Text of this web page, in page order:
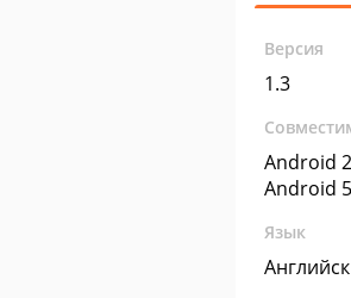
Версия
1.3
Android
Android
Язык